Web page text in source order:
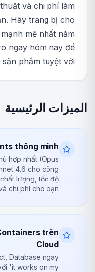
và chi phí làm
Hãy trang bị cho
mẽ nhất năm
ngay hôm nay để
phẩm tuyệt vời!
الميزات الرئيسية
thông minh
hợp nhất (Opus
4.6 cho công
lượng, tốc độ
chi phí cho bạn.
trên
Cloud
Database ngay
'it works on my